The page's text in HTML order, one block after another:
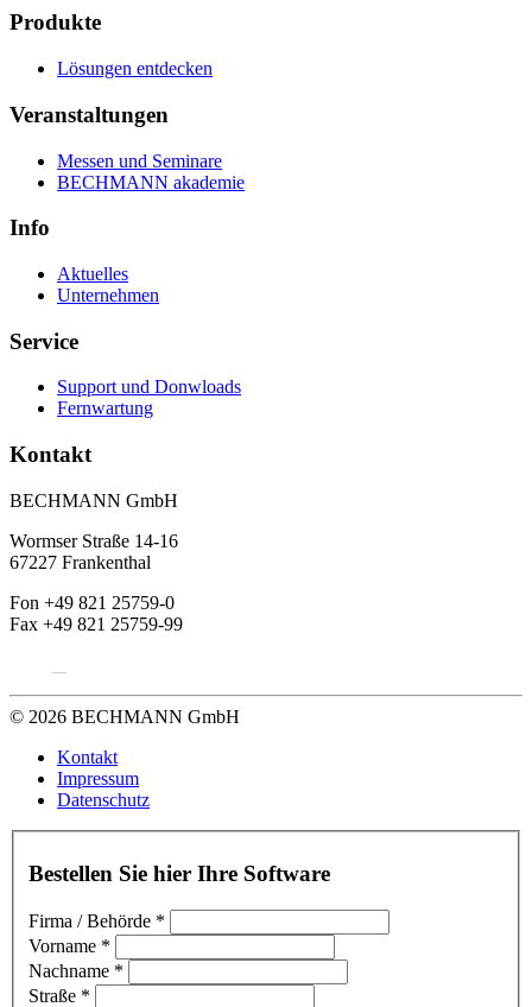
Produkte
Lösungen entdecken
Veranstaltungen
Messen und Seminare
BECHMANN akademie
Info
Aktuelles
Unternehmen
Service
Support und Donwloads
Fernwartung
Kontakt
BECHMANN GmbH
Wormser Straße 14-16
67227 Frankenthal
Fon +49 821 25759-0
Fax +49 821 25759-99
© 2026 BECHMANN GmbH
Kontakt
Impressum
Datenschutz
Bestellen Sie hier Ihre Software
Firma / Behörde *
Vorname *
Nachname *
Straße *